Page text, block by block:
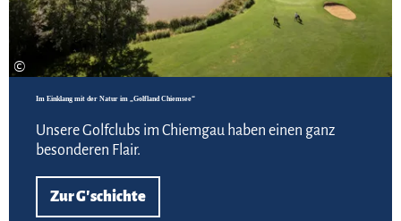
©
Im Einklang mit der Natur im „Golfland Chiemsee“
Unsere Golfclubs im Chiemgau haben einen ganz
besonderen Flair.
Zur G'schichte